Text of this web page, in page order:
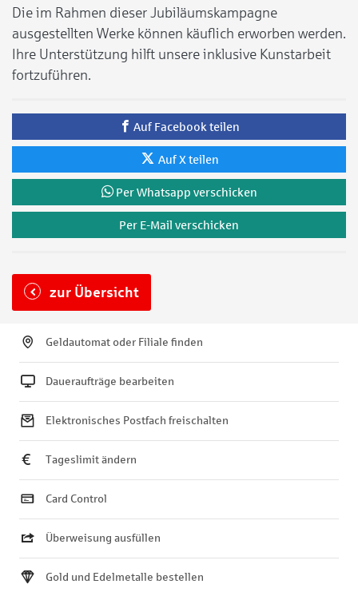
Die im Rahmen dieser Jubiläumskampagne
ausgestellten Werke können käuflich erworben werden.
Ihre Unterstützung hilft unsere inklusive Kunstarbeit
fortzuführen.
Auf Facebook teilen
Auf X teilen
Per Whatsapp verschicken
Per E-Mail verschicken
zur Übersicht
Geldautomat oder Filiale finden
Daueraufträge bearbeiten
Elektronisches Postfach freischalten
Tageslimit ändern
Card Control
Überweisung ausfüllen
Gold und Edelmetalle bestellen